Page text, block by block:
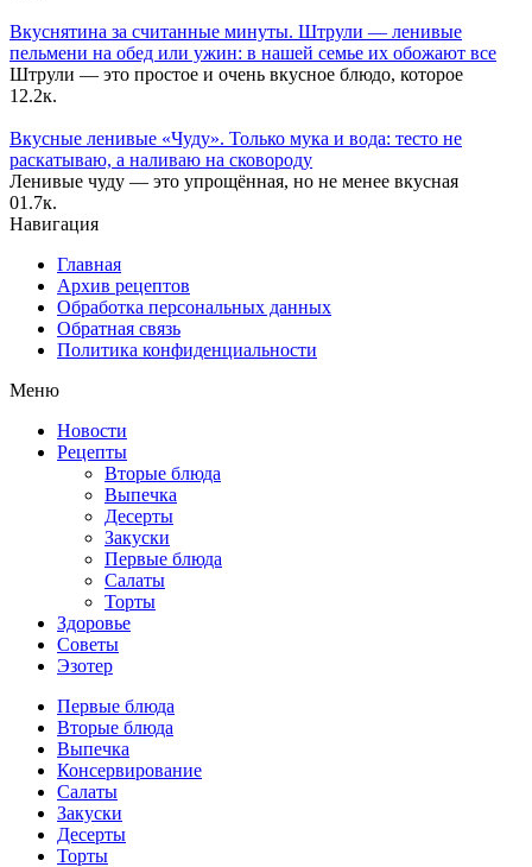
Вкуснятина за считанные минуты. Штрули — ленивые
пельмени на обед или ужин: в нашей семье их обожают все
Штрули — это простое и очень вкусное блюдо, которое
1 2.2к.
Вкусные ленивые «Чуду». Только мука и вода: тесто не
раскатываю, а наливаю на сковороду
Ленивые чуду — это упрощённая, но не менее вкусная
01.7к.
Навигация
Главная
Архив рецептов
Обработка персональных данных
Обратная связь
Политика конфиденциальности
Меню
Новости
Рецепты
Вторые блюда
Выпечка
Десерты
Закуски
Первые блюда
Салаты
Торты
Здоровье
Советы
Эзотер
Первые блюда
Вторые блюда
Выпечка
Консервирование
Салаты
Закуски
Десерты
Торты